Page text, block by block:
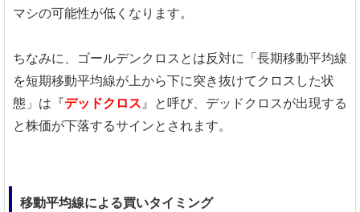
マシの可能性が低くなります。
ちなみに、ゴールデンクロスとは反対に「長期移動平均線
を短期移動平均線が上から下に突き抜けてクロスした状
態」は『デッドクロス』と呼び、デッドクロスが出現する
と株価が下落するサインとされます。
移動平均線による買いタイミング